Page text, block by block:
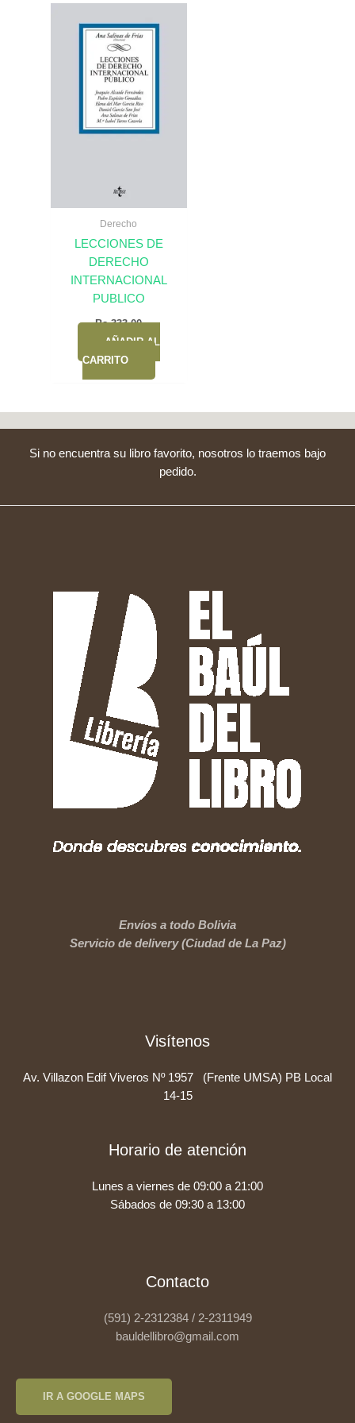
Derecho
LECCIONES DE
DERECHO
INTERNACIONAL
PUBLICO
Bs.333,00
AÑADIR AL
CARRITO
Si no encuentra su libro favorito, nosotros lo traemos bajo
pedido.
Envíos a todo Bolivia
Servicio de delivery (Ciudad de La Paz)
Visítenos
Av. Villazon Edif Viveros Nº 1957 (Frente UMSA) PB Local
14-15
Horario de atención
Lunes a viernes de 09:00 a 21:00
Sábados de 09:30 a 13:00
Contacto
(591) 2-2312384 / 2-2311949
bauldellibro@gmail.com
IR A GOOGLE MAPS